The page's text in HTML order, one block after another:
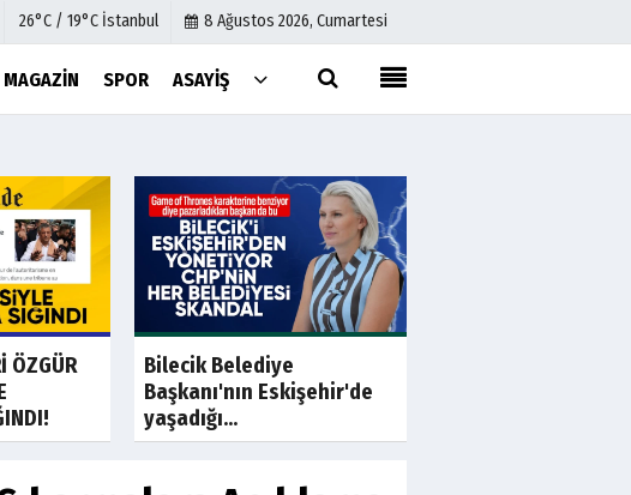
26°C / 19°C İstanbul 8 Ağustos 2026, Cumartesi
MAGAZIN SPOR ASAYIŞ
İletişim
Çerez Politikası
Gizlilik İlkeleri
Son Dakika
ÖZGÜR
Bilecik Belediye
Başkanı'nın Eskişehir'de
yaşadığı...